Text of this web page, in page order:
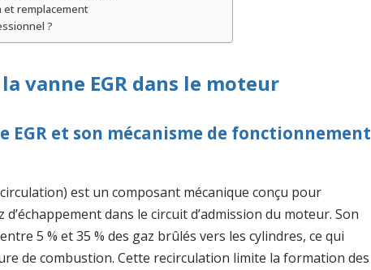
et remplacement
?
vanne EGR dans le moteur
EGR et son mécanisme de fonctionnement
est un composant mécanique conçu pour
dans le circuit d’admission du moteur. Son
5 % et 35 % des gaz brûlés vers les cylindres, ce qui
de combustion. Cette recirculation limite la formation des